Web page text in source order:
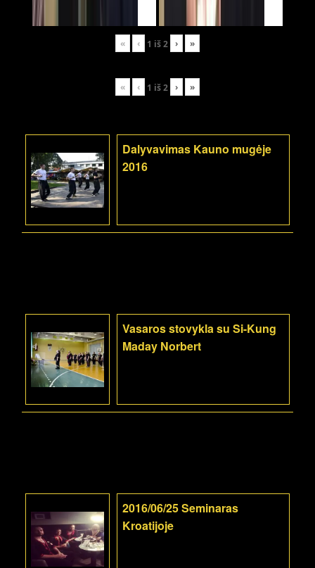
« ‹ 1 iš2 › »
« ‹ 1 iš2 › »
Dalyvavimas Kauno mugėje
2016
Vasaros stovykla su Si-Kung
Maday Norbert
2016/06/25 Seminaras
Kroatijoje